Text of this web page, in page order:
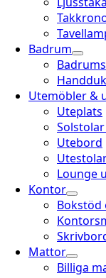
Badrum
Utemöbler &
Uteplats
Utebord
Lounge
Kontor
Bokstöd
Mattor
Billiga